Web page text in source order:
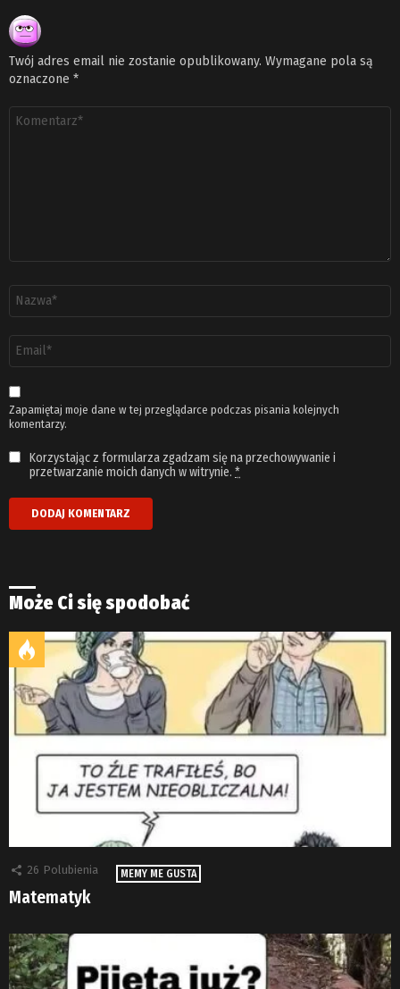
Twój adres email nie zostanie opublikowany. Wymagane pola są
oznaczone *
email
*
Zapamiętaj moje dane w tej przeglądarce podczas pisania kolejnych
komentarzy.
Korzystając z formularza zgadzam się na przechowywanie i
przetwarzanie moich danych w witrynie. *
Może Ci się spodobać
26 Polubienia MEMY ME GUSTA
Matematyk